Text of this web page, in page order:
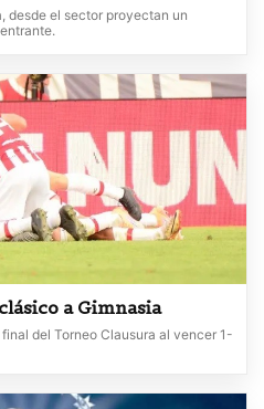
desde el sector proyectan un
a Gimnasia
del Torneo Clausura al vencer 1-